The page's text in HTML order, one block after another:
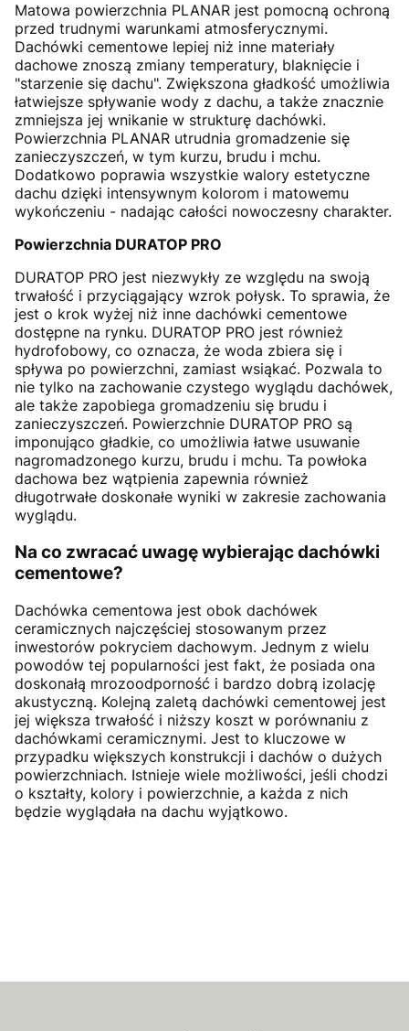
Matowa powierzchnia PLANAR jest pomocną ochroną
przed trudnymi warunkami atmosferycznymi.
Dachówki cementowe lepiej niż inne materiały
dachowe znoszą zmiany temperatury, blaknięcie i
"starzenie się dachu". Zwiększona gładkość umożliwia
łatwiejsze spływanie wody z dachu, a także znacznie
zmniejsza jej wnikanie w strukturę dachówki.
Powierzchnia PLANAR utrudnia gromadzenie się
zanieczyszczeń, w tym kurzu, brudu i mchu.
Dodatkowo poprawia wszystkie walory estetyczne
dachu dzięki intensywnym kolorom i matowemu
wykończeniu - nadając całości nowoczesny charakter.
Powierzchnia DURATOP PRO
DURATOP PRO jest niezwykły ze względu na swoją
trwałość i przyciągający wzrok połysk. To sprawia, że
jest o krok wyżej niż inne dachówki cementowe
dostępne na rynku. DURATOP PRO jest również
hydrofobowy, co oznacza, że woda zbiera się i
spływa po powierzchni, zamiast wsiąkać. Pozwala to
nie tylko na zachowanie czystego wyglądu dachówek,
ale także zapobiega gromadzeniu się brudu i
zanieczyszczeń. Powierzchnie DURATOP PRO są
imponująco gładkie, co umożliwia łatwe usuwanie
nagromadzonego kurzu, brudu i mchu. Ta powłoka
dachowa bez wątpienia zapewnia również
długotrwałe doskonałe wyniki w zakresie zachowania
wyglądu.
Na co zwracać uwagę wybierając dachówki
cementowe?
Dachówka cementowa jest obok dachówek
ceramicznych najczęściej stosowanym przez
inwestorów pokryciem dachowym. Jednym z wielu
powodów tej popularności jest fakt, że posiada ona
doskonałą mrozoodporność i bardzo dobrą izolację
akustyczną. Kolejną zaletą dachówki cementowej jest
jej większa trwałość i niższy koszt w porównaniu z
dachówkami ceramicznymi. Jest to kluczowe w
przypadku większych konstrukcji i dachów o dużych
powierzchniach. Istnieje wiele możliwości, jeśli chodzi
o kształty, kolory i powierzchnie, a każda z nich
będzie wyglądała na dachu wyjątkowo.